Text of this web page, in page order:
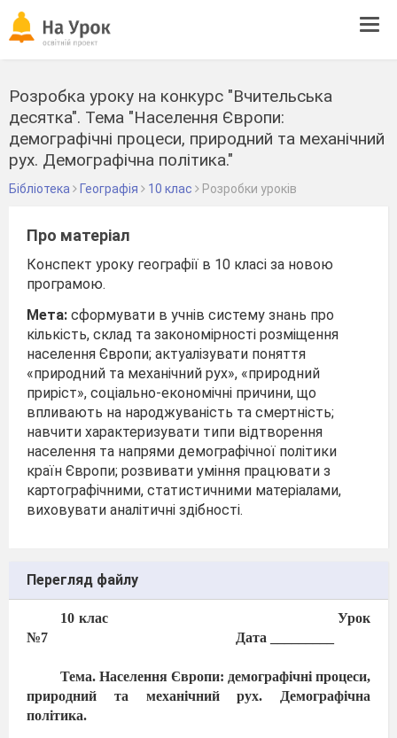
Розробка уроку на конкурс "Вчительська
десятка". Тема "Населення Європи:
демографічні процеси, природний та механічний
рух. Демографічна політика."
Бібліотека Географія 10 клас Розробки уроків
Про матеріал
Конспект уроку географії в 10 класі за новою
програмою.
Мета: сформувати в учнів систему знань про
кількість, склад та закономірності розміщення
населення Європи; актуалізувати по­няття
«природний та механічний рух», «природний
приріст», соціально-економічні причини, що
впливають на народжуваність та смерт­ність;
навчити характеризувати типи відтворення
населення та напрями демографічної політики
країн Європи; розвивати уміння працювати з
картографічними, статистичними матеріалами,
виховувати аналітичні здібності.
Перегляд файлу
10 клас
Урок
№7
Дата _________
Тема. Населення Європи: демографічні процеси,
природний та механічний рух. Демографічна
політика.